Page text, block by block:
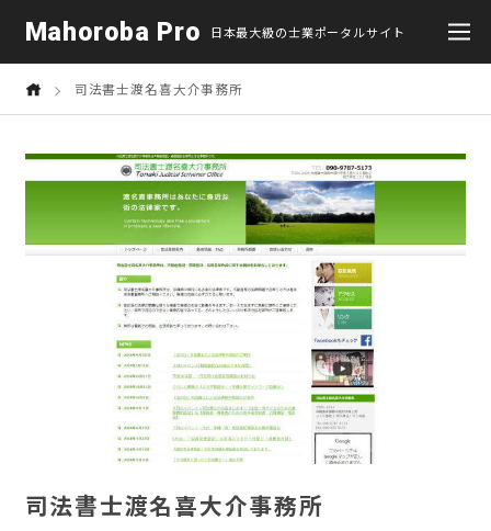
Mahoroba Pro 日本最大級の士業ポータルサイト
司法書士渡名喜大介事務所
司法書士渡名喜大介事務所